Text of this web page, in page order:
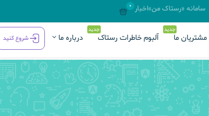
سامانه «رستاک من»اخبار 0
مشتریان ما
جدید
آلبوم خاطرات رستاک
جدید
درباره ما شروع کنید